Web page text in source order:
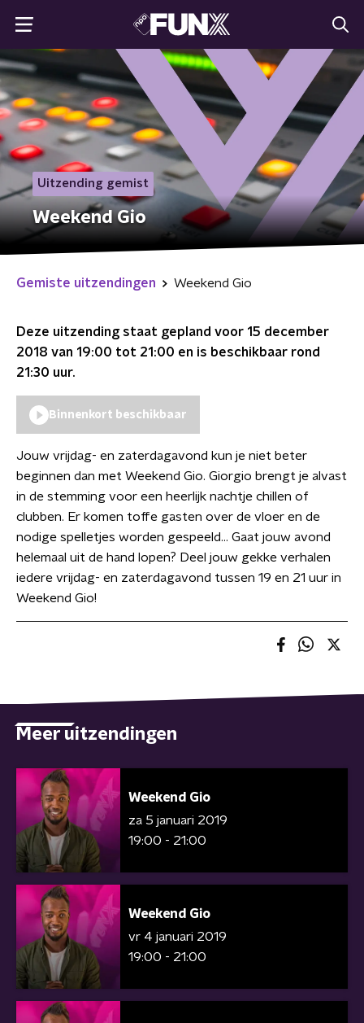
Uitzending gemist
Weekend Gio
Gemiste uitzendingen Weekend Gio
Deze uitzending staat gepland voor 15 december
2018 van 19:00 tot 21:00 en is beschikbaar rond
21:30 uur.
Binnenkort beschikbaar
Jouw vrijdag- en zaterdagavond kun je niet beter
beginnen dan met Weekend Gio. Giorgio brengt je alvast
in de stemming voor een heerlijk nachtje chillen of
clubben. Er komen toffe gasten over de vloer en de
nodige spelletjes worden gespeeld… Gaat jouw avond
helemaal uit de hand lopen? Deel jouw gekke verhalen
iedere vrijdag- en zaterdagavond tussen 19 en 21 uur in
Weekend Gio!
Meer uitzendingen
Weekend Gio
za 5 januari 2019
19:00 - 21:00
Weekend Gio
vr 4 januari 2019
19:00 - 21:00